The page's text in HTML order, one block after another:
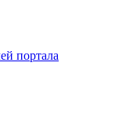
портала